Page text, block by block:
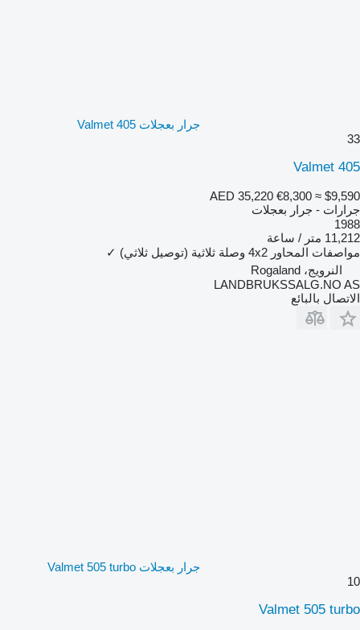
جرار بعجلات Valmet 405
33
Valmet 405
AED 35,220 €8,300 ≈ $9,590
جرارات - جرار بعجلات
1988
11,212 متر / ساعة
مواصفات المحاور 4x2 وصلة ثلاثية (توصيل ثلاثي) ✓
النرويج، Rogaland
LANDBRUKSSALG.NO AS
الاتصال بالبائع
جرار بعجلات Valmet 505 turbo
10
Valmet 505 turbo